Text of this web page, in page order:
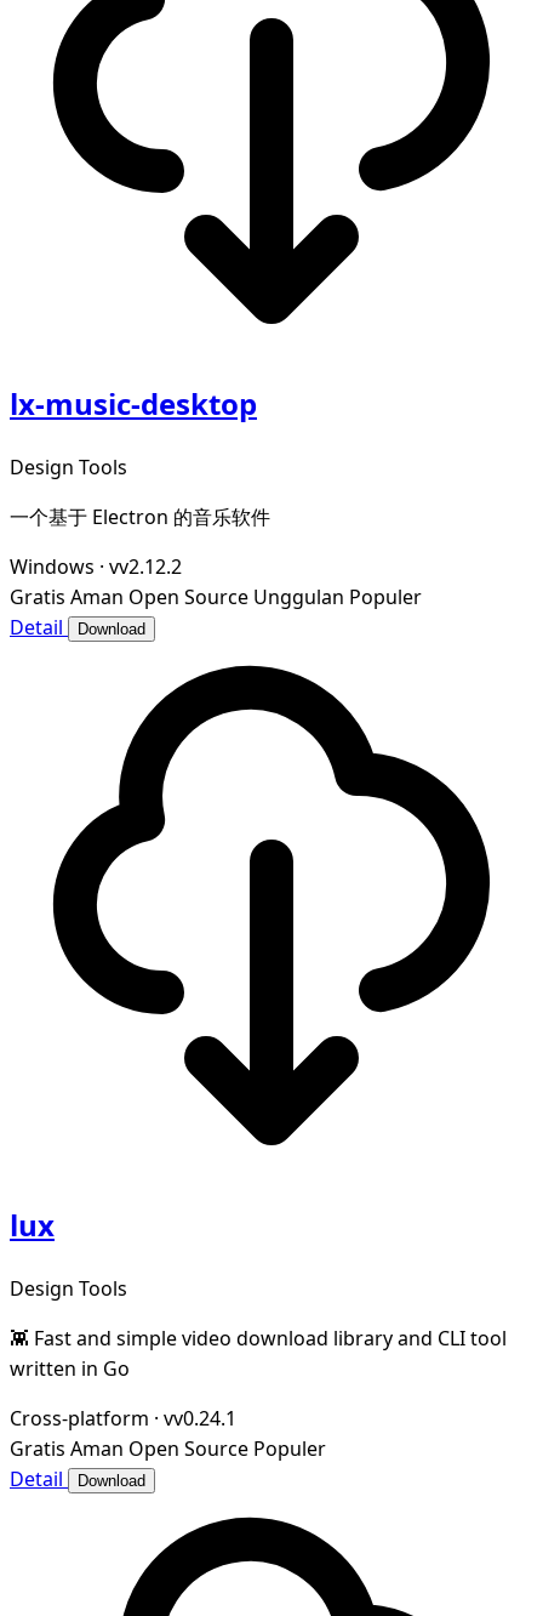
lx-music-desktop
Design Tools
一个基于 Electron 的音乐软件
Windows · vv2.12.2
Gratis Aman Open Source Unggulan Populer
Detail
Download
lux
Design Tools
👾 Fast and simple video download library and CLI tool
written in Go
Cross-platform · vv0.24.1
Gratis Aman Open Source Populer
Detail
Download